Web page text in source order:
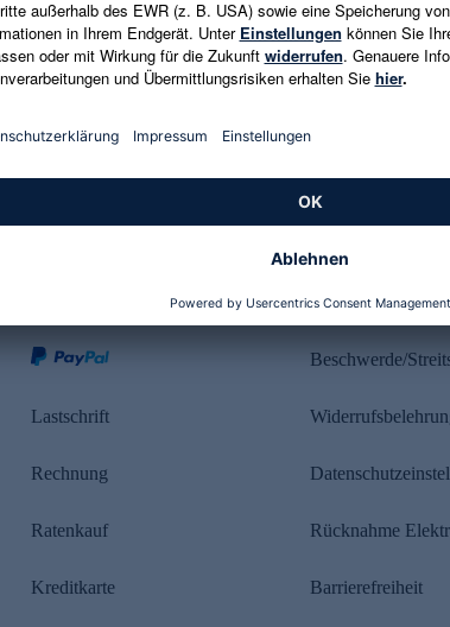
Es gelten die
Lastschrift
Rechnung
Ratenkauf
Kreditkarte
Rechtliches
Beschwerde/
Rücknahme
Barrierefreiheit